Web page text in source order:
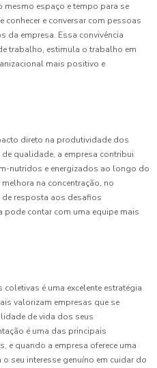
espaço e tempo para se
conhecer e conversar com pessoas
da empresa. Essa convivência
trabalho, estimula o trabalho em
mais positivo e
direto na produtividade dos
qualidade, a empresa contribui
nutridos e energizados ao longo do
na concentração, no
resposta aos desafios
pode contar com uma equipe mais
é uma excelente estratégia
valorizam empresas que se
de vida dos seus
é uma das principais
e quando a empresa oferece uma
seu interesse genuíno em cuidar do